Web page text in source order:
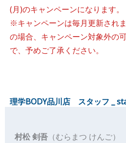
(月)のキャンペーンになります。
※キャンペーンは毎月更新され
の場合、キャンペーン対象外の
で、予めご了承ください。
理学BODY品川店 スタッフ _
村松 剣吾 （むらまつ けんご）